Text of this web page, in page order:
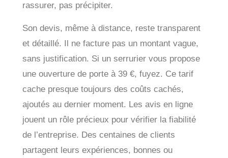
rassurer, pas précipiter.
Son devis, même à distance, reste transparent
et détaillé. Il ne facture pas un montant vague,
sans justification. Si un serrurier vous propose
une ouverture de porte à 39 €, fuyez. Ce tarif
cache presque toujours des coûts cachés,
ajoutés au dernier moment. Les avis en ligne
jouent un rôle précieux pour vérifier la fiabilité
de l’entreprise. Des centaines de clients
partagent leurs expériences, bonnes ou